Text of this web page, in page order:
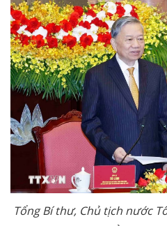
Tổng Bí thư, Chủ tịch nước